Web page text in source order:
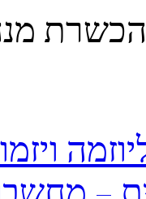
הכשרת